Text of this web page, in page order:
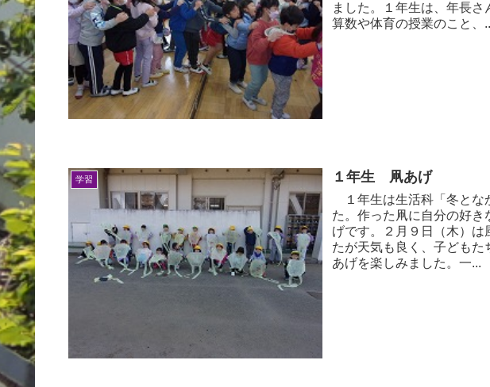
ました。１年生は、年長さ
算数や体育の授業のこと、
学習 １年生 凧あげ
１年生は生活科「冬とな
た。作った凧に自分の好
げです。２月９日（木）は
たが天気も良く、子ども
あげを楽しみました。一...